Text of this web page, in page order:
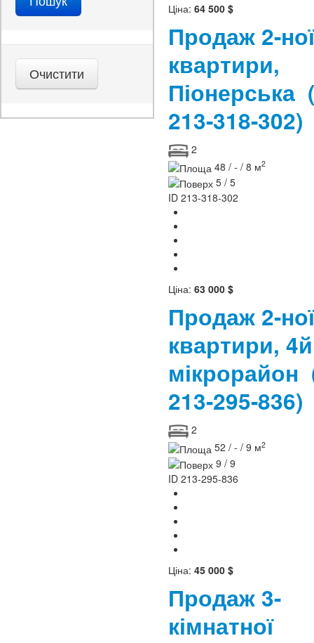
Ціна: 64 500 $
Продаж 2-ної
квартири,
Піонерська
213-318-302)
2
48 / - / 8 м2
5 / 5
ID 213-318-302
Ціна: 63 000 $
Продаж 2-ної
квартири, 4й
мікрорайон
213-295-836)
2
52 / - / 9 м2
9 / 9
ID 213-295-836
Ціна: 45 000 $
Продаж 3-
кімнатної